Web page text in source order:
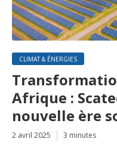
CLIMAT & ÉNERGIES
Afrique :
nouvelle ère
2 avril 2025 3 minutes